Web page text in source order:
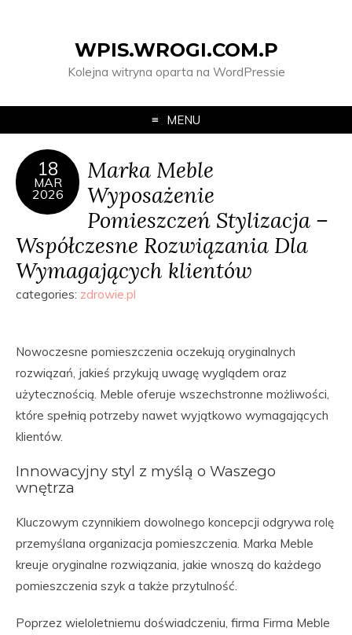
WPIS.WROGI.COM.P
Kolejna witryna oparta na WordPressie
MENU
18
MAR
2026
Marka Meble
Wyposażenie
Pomieszczeń Stylizacja –
Współczesne Rozwiązania Dla
Wymagających klientów
categories: zdrowie.pl
Nowoczesne pomieszczenia oczekują oryginalnych
rozwiązań, jakieś przykują uwagę wyglądem oraz
użytecznością. Meble oferuje wszechstronne możliwości,
które spełnią potrzeby nawet wyjątkowo wymagających
klientów.
Innowacyjny styl z myślą o Waszego
wnętrza
Kluczowym czynnikiem dowolnego koncepcji odgrywa rolę
przemyślana organizacja pomieszczenia. Marka Meble
kreuje oryginalne rozwiązania, jakie wnoszą do każdego
pomieszczenia szyk a także przytulność.
Poprzez wieloletniemu doświadczeniu, firma Firma Meble